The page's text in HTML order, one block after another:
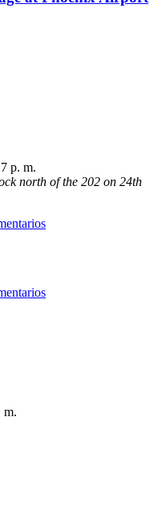
p. m.
north of the 202 on 24th
m.